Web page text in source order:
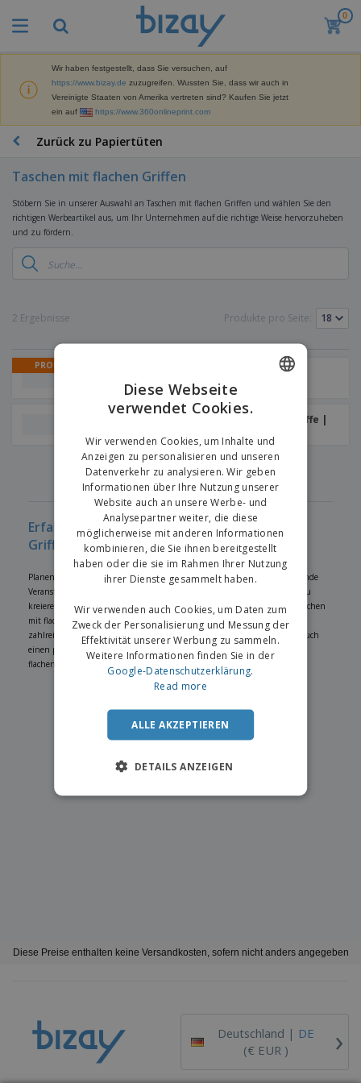
0
Wir haben festgestellt, dass Sie versuchen, auf
https://www.bizay.de zuzugreifen. Wussten Sie, dass wir auch in
Vereinigte Staaten von Amerika vertreten sind? Kaufen Sie jetzt
ein auf
https://www.360onlineprint.com
Zurück zu Papiertüten
Taschen mit flachen Griffen
Stöbern Sie in unserer Auswahl an Taschen mit flachen Griffen und wählen Sie den
richtigen Werbeartikel aus, um Ihr Unternehmen auf die richtige Weise hervorzuheben
und zu fördern.
2 Ergebnisse Produkte pro Seite:
PROMO
Tüten zum Mitnehmen |
Verdrehte Griffe
Papiertüten | Flache Griffe |
‹ 1 ›
Erfahren Sie mehr über Taschen mit flachen
Griffen
Planen Sie, Ihre Marke auf einer Messe zu bewerben, für Ihre bevorstehende
Veranstaltung zu werben, Geschenke für Ihre Mitarbeiter oder Kunden zu
kreieren? Wir haben die richtigen Lösungen für Sie! Gestalten Sie Ihre Taschen
mit flachen Griffen mit Ihrem eigenen Design oder mit Hilfe unserer
zahlreichen Vorlagen. Wenn Sie Unterstützung benötigen, können Sie auch
einen professionellen Designer beauftragen, der ein perfektes Taschen mit
flachen Griffen-Design für Sie entwirft.
Diese Preise enthalten keine Versandkosten, sofern nicht anders angegeben
Deutschland | DE
(€ EUR )
›
ENGLISH
Diese Webseite
verwendet Cookies.
Wir verwenden Cookies, um Inhalte und
Anzeigen zu personalisieren und unseren
Datenverkehr zu analysieren. Wir geben
Informationen über Ihre Nutzung unserer
Website auch an unsere Werbe- und
Analysepartner weiter, die diese
möglicherweise mit anderen Informationen
kombinieren, die Sie ihnen bereitgestellt
haben oder die sie im Rahmen Ihrer Nutzung
ihrer Dienste gesammelt haben.
Wir verwenden auch Cookies, um Daten zum
Zweck der Personalisierung und Messung der
Effektivität unserer Werbung zu sammeln.
Weitere Informationen finden Sie in der
Google-Datenschutzerklärung.
Read more
ALLE AKZEPTIEREN
DETAILS ANZEIGEN